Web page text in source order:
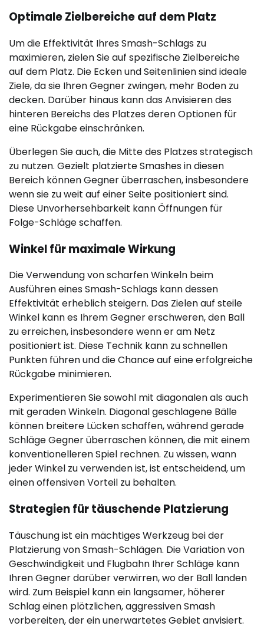
Optimale Zielbereiche auf dem Platz
Um die Effektivität Ihres Smash-Schlags zu
maximieren, zielen Sie auf spezifische Zielbereiche
auf dem Platz. Die Ecken und Seitenlinien sind ideale
Ziele, da sie Ihren Gegner zwingen, mehr Boden zu
decken. Darüber hinaus kann das Anvisieren des
hinteren Bereichs des Platzes deren Optionen für
eine Rückgabe einschränken.
Überlegen Sie auch, die Mitte des Platzes strategisch
zu nutzen. Gezielt platzierte Smashes in diesen
Bereich können Gegner überraschen, insbesondere
wenn sie zu weit auf einer Seite positioniert sind.
Diese Unvorhersehbarkeit kann Öffnungen für
Folge-Schläge schaffen.
Winkel für maximale Wirkung
Die Verwendung von scharfen Winkeln beim
Ausführen eines Smash-Schlags kann dessen
Effektivität erheblich steigern. Das Zielen auf steile
Winkel kann es Ihrem Gegner erschweren, den Ball
zu erreichen, insbesondere wenn er am Netz
positioniert ist. Diese Technik kann zu schnellen
Punkten führen und die Chance auf eine erfolgreiche
Rückgabe minimieren.
Experimentieren Sie sowohl mit diagonalen als auch
mit geraden Winkeln. Diagonal geschlagene Bälle
können breitere Lücken schaffen, während gerade
Schläge Gegner überraschen können, die mit einem
konventionelleren Spiel rechnen. Zu wissen, wann
jeder Winkel zu verwenden ist, ist entscheidend, um
einen offensiven Vorteil zu behalten.
Strategien für täuschende Platzierung
Täuschung ist ein mächtiges Werkzeug bei der
Platzierung von Smash-Schlägen. Die Variation von
Geschwindigkeit und Flugbahn Ihrer Schläge kann
Ihren Gegner darüber verwirren, wo der Ball landen
wird. Zum Beispiel kann ein langsamer, höherer
Schlag einen plötzlichen, aggressiven Smash
vorbereiten, der ein unerwartetes Gebiet anvisiert.